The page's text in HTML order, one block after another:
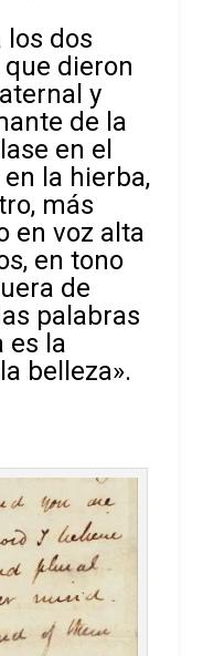
los dos
dieron
y
de la
en el
la hierba,
más
en voz alta
en tono
de
palabras
es la
belleza».